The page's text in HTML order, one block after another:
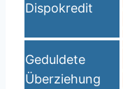
Dispokredit
Geduldete
Überziehung